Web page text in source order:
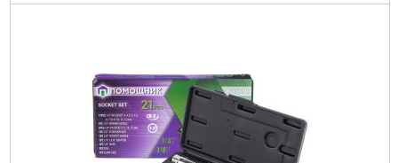
Система измерения: Метрическая
Трещоточный механизм: Нет
Пластиковый держатель
Шарнирный механизм: Нет